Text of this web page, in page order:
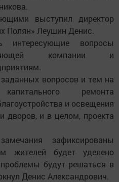
выступил директор
Полян» Леушин Денис.
интересующие вопросы
компании и
вопросов и тем на
ремонта
и освещения
дворов, и в целом, проекта
зафиксированы
жителей будет уделено
будут решаться в
Денис Александрович.